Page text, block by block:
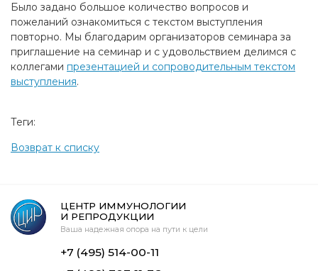
Было задано большое количество вопросов и
пожеланий ознакомиться с текстом выступления
повторно. Мы благодарим организаторов семинара за
приглашение на семинар и с удовольствием делимся с
коллегами презентацией и сопроводительным текстом
выступления.
Теги:
Возврат к списку
ЦЕНТР ИММУНОЛОГИИ
И РЕПРОДУКЦИИ
Ваша надежная опора на пути к цели
+7 (495) 514-00-11